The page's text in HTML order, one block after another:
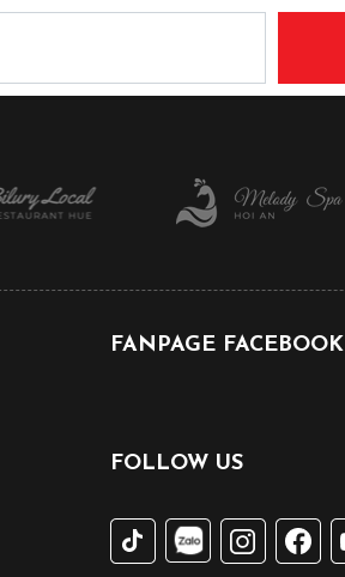
FANPAGE FACEBOOK
FOLLOW US